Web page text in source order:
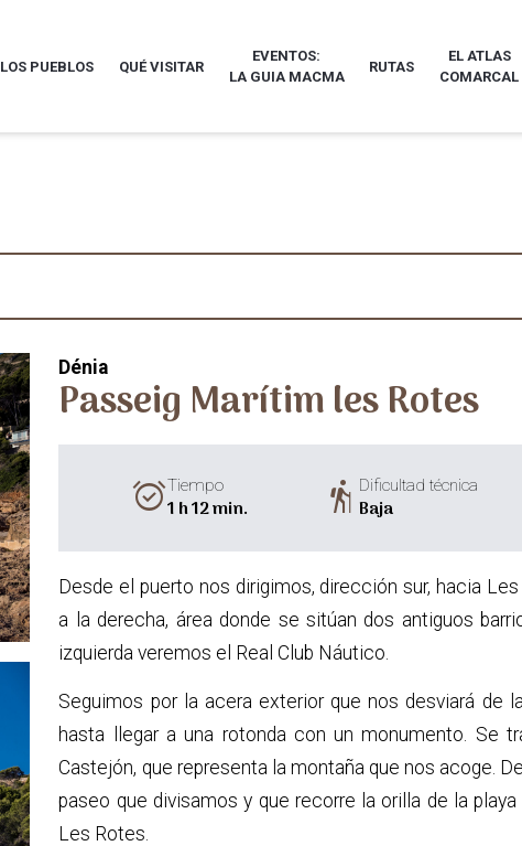
LOS PUEBLOS QUÉ VISITAR
EVENTOS:
LA GUIA MACMA
RUTAS
EL ATLAS
COMARCAL
Dénia
Passeig Marítim les Rotes
alarm_onTiempo
1 h 12 min. hikingDificultad técnica
Baja
Desde el puerto nos dirigimos, dirección sur, hacia
a la derecha, área donde se sitúan dos antiguos
izquierda veremos el Real Club Náutico.
Seguimos por la acera exterior que nos desviará de
hasta llegar a una rotonda con un monumento. Se
Castejón, que representa la montaña que nos acoge.
paseo que divisamos y que recorre la orilla de la
Les Rotes.